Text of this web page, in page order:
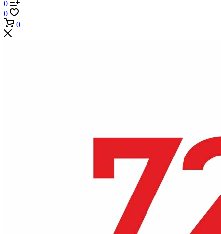
0
0
0